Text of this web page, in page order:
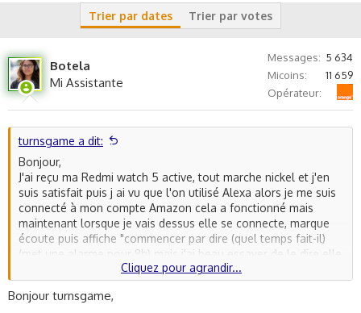
Trier par dates Trier par votes
Botela
Mi Assistante
Messages
5 634
Micoins
11 659
Opérateur
turnsgame a dit:
Bonjour,
J'ai reçu ma Redmi watch 5 active, tout marche nickel et j'en
suis satisfait puis j ai vu que l'on utilisé Alexa alors je me suis
connecté à mon compte Amazon cela a fonctionné mais
maintenant lorsque je vais dessus elle se connecte, marque
écoute puis affiche "commencer par dire (quel temps fait-il)
(met une alarme pour 8h) mais j'ai beau essayer de le dire elle
ne l entend pas et recommence a chaque fois.
Si quelqu'un a la solution merci d'avance
Cliquez pour agrandir...
Bonjour turnsgame,